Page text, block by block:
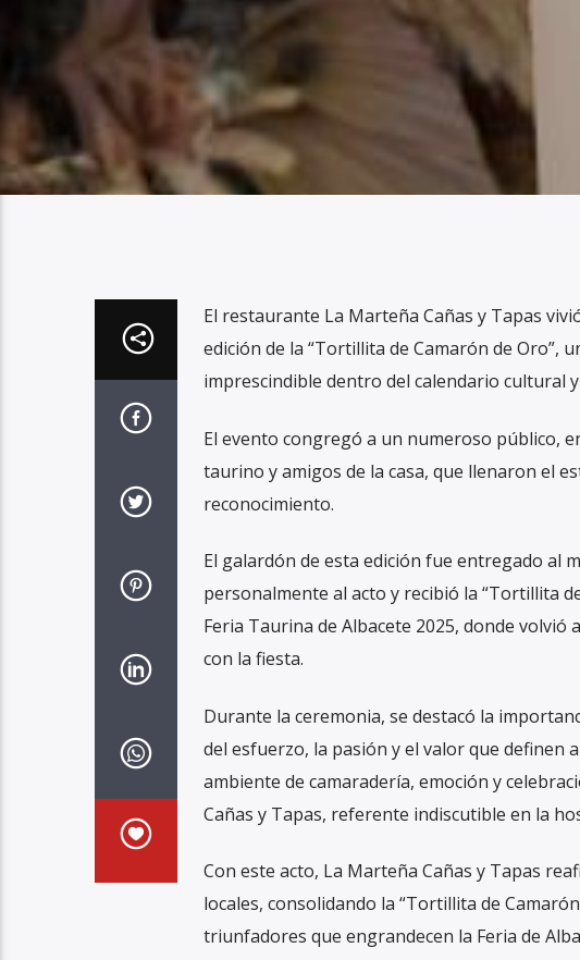
El restaurante La Marteña Cañas y Tapas
edición de la “Tortillita de Camarón de Oro”,
imprescindible dentro del calendario cultural
El evento congregó a un numeroso público,
taurino y amigos de la casa, que llenaron el
reconocimiento.
El galardón de esta edición fue entregado al
personalmente al acto y recibió la “Tortillita
Feria Taurina de Albacete 2025, donde
con la fiesta.
Durante la ceremonia, se destacó la
del esfuerzo, la pasión y el valor que
ambiente de camaradería, emoción y
Cañas y Tapas, referente indiscutible en la
Con este acto, La Marteña Cañas y Tapas
locales, consolidando la “Tortillita de
triunfadores que engrandecen la Feria de